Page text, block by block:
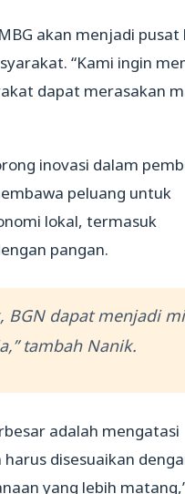
akan menjadi pusat
“Kami ingin
dapat merasakan
inovasi dalam
peluang untuk
lokal, termasuk
pangan.
BGN dapat menjadi
tambah Nanik.
adalah mengatasi
disesuaikan
yang lebih